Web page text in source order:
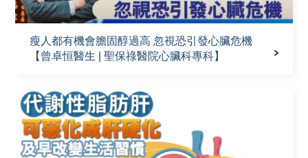
瘦人都有機會膽固醇過高 忽視恐引發心臟危機
【曾卓恒醫生 | 聖保祿醫院心臟科專科】